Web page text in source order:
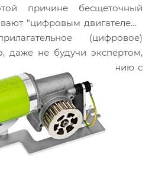
причине бесщеточный
"цифровым двигателем".
(цифровое)
даже не будучи экспертом,
шаг по сравнению с